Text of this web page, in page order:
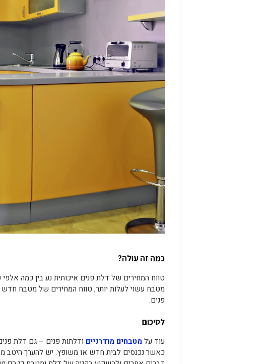
כמה זה עולה?
טווח המחירים של דלת פנים איכותית נע בין כמה
מטבח עשוי לעלות יותר, טווח המחירים של מטבח
פנים.
לסיכום
עוד עלמטבחים מודרניים ודלתות פנים – גם דלת
כאשר נכנסים לבית חדש או משופץ. יש להערך היטב